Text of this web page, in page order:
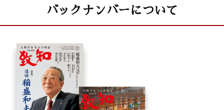
バックナンバーについて